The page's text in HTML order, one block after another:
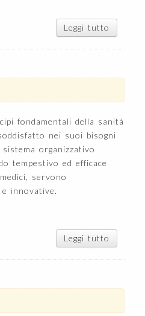
Leggi tutto
da MIDI
fondamentali della sanità
nei suoi bisogni
organizzativo
tempestivo ed efficace
servono
innovative.
Leggi tutto
investirà
source